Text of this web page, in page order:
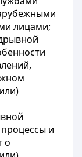
лицами;
и
о